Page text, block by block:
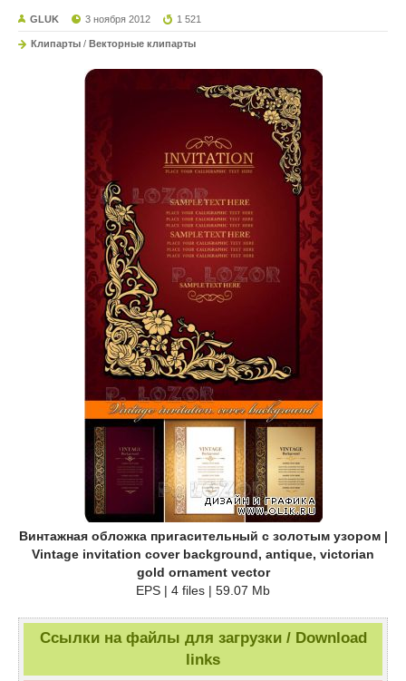
GLUK 3 ноября 2012 1 521
Клипарты / Векторные клипарты
Винтажная обложка пригасительный с золотым узором |
Vintage invitation cover background, antique, victorian
gold ornament vector
EPS | 4 files | 59.07 Mb
Ссылки на файлы для загрузки / Download
links